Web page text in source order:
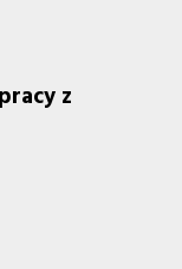
z